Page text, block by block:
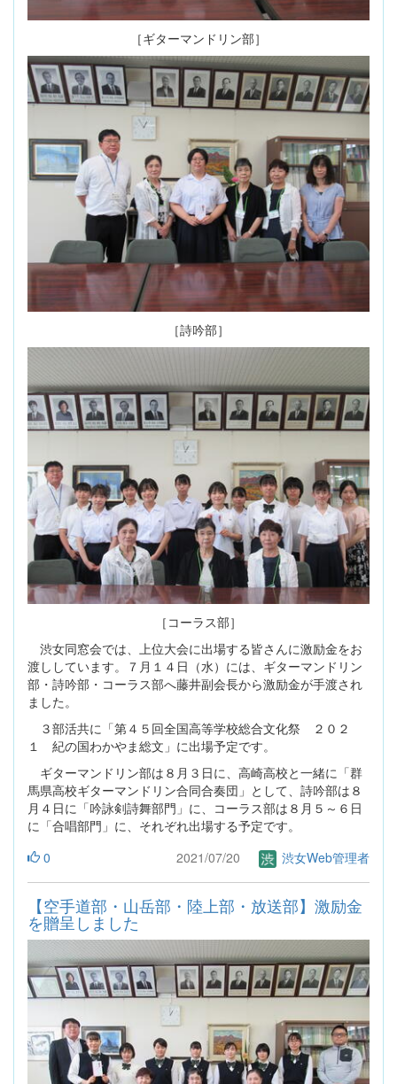
［ギターマンドリン部］
［詩吟部］
［コーラス部］
渋女同窓会では、上位大会に出場する皆さんに激励金をお
渡ししています。７月１４日（水）には、ギターマンドリン
部・詩吟部・コーラス部へ藤井副会長から激励金が手渡され
ました。
３部活共に「第４５回全国高等学校総合文化祭 ２０２
１ 紀の国わかやま総文」に出場予定です。
ギターマンドリン部は８月３日に、高崎高校と一緒に「群
馬県高校ギターマンドリン合同合奏団」として、詩吟部は８
月４日に「吟詠剣詩舞部門」に、コーラス部は８月５～６日
に「合唱部門」に、それぞれ出場する予定です。
0
2021/07/20 渋女Web管理者
【空手道部・山岳部・陸上部・放送部】激励金
を贈呈しました